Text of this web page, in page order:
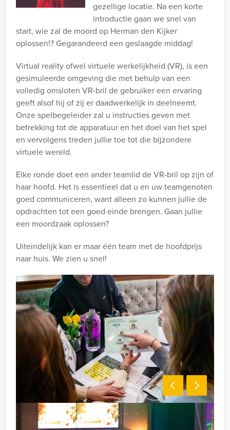
gezellige locatie. Na een korte
introductie gaan we snel van
start, wie zal de moord op Herman den Kijker
oplossen!? Gegarandeerd een geslaagde middag!
Virtual reality ofwel virtuele werkelijkheid (VR), is een
gesimuleerde omgeving die met behulp van een
volledig omsloten VR-bril de gebruiker een ervaring
geeft alsof hij of zij er daadwerkelijk in deelneemt.
Onze spelbegeleider zal u instructies geven met
betrekking tot de apparatuur en het doel van het spel
en vervolgens treden jullie toe tot die bijzondere
virtuele wereld.
Elke ronde doet een ander teamlid de VR-bril op zijn of
haar hoofd. Het is essentieel dat u en uw teamgenoten
goed communiceren, want alleen zo kunnen jullie de
opdrachten tot een goed einde brengen. Gaan jullie
een moordzaak oplossen?
Uiteindelijk kan er maar één team met de hoofdprijs
naar huis. We zien u snel!
Inclusief